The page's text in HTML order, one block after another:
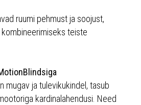
ruumi pehmust ja soojust,
teiste
mugav ja tulevikukindel, tasub
kardinalahendusi. Need